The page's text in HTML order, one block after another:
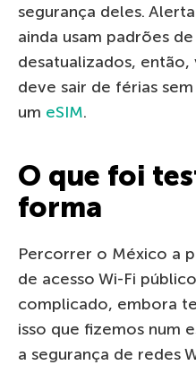
segurança deles.
ainda usam padrões
desatualizados,
deve sair de férias sem
um eSIM.
O que foi
forma
Percorrer o México a
de acesso Wi-Fi
complicado, embora
isso que fizemos num
a segurança de redes